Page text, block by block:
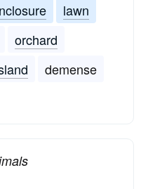
lawn
orchard
demense